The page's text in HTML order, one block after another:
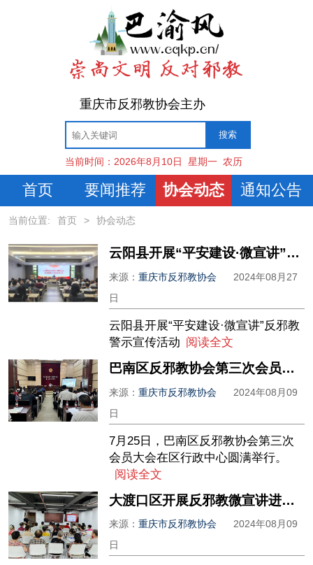
重庆市反邪教协会主办
当前时间： 2026年8月10日 星期一 农历
首页 要闻推荐 协会动态 通知公告
当前位置: 首页 > 协会动态
云阳县开展“平安建设·微宣讲”反邪教警示宣传活动
来源：重庆市反邪教协会
2024年08月27
日
云阳县开展“平安建设·微宣讲”反邪教
警示宣传活动 阅读全文
巴南区反邪教协会第三次会员大会圆满举行
来源：重庆市反邪教协会
2024年08月09
日
7月25日，巴南区反邪教协会第三次
会员大会在区行政中心圆满举行。
阅读全文
大渡口区开展反邪教微宣讲进社区活动
来源：重庆市反邪教协会
2024年08月09
日